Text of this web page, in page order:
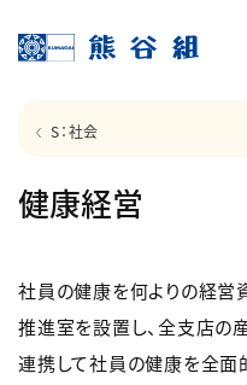
S：社会
健康経営
社員の健康を何よりの経営
推進室を設置し、全支店の
連携して社員の健康を全面